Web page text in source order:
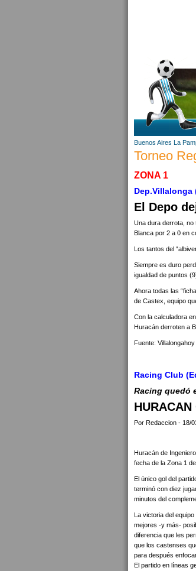
Buenos Aires La
Torneo
ZONA 1
Dep.Villalonga
El Depo
Una dura derrota, no
Blanca por 2 a 0 en
Los tantos del
Siempre es duro
igualdad de puntos
Ahora todas las
de Castex, equipo
Con la calculadora
Huracán derroten a
Fuente: Villalongahoy
Racing Club
Racing quedó
Por Redaccion - 18/
Huracán de
fecha de la Zona 1
El único gol del
terminó con diez
minutos del
La victoria del
mejores -y más-
diferencia que les
que los castenses
para después
El partido en líneas